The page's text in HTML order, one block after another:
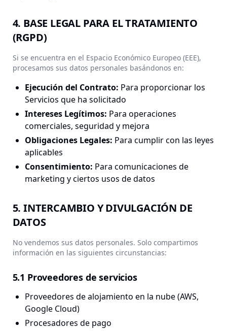
4. BASE LEGAL PARA EL TRATAMIENTO
(RGPD)
Si se encuentra en el Espacio Económico Europeo (EEE),
procesamos sus datos personales basándonos en:
Ejecución del Contrato: Para proporcionar los
Servicios que ha solicitado
Intereses Legítimos: Para operaciones
comerciales, seguridad y mejora
Obligaciones Legales: Para cumplir con las leyes
aplicables
Consentimiento: Para comunicaciones de
marketing y ciertos usos de datos
5. INTERCAMBIO Y DIVULGACIÓN DE
DATOS
No vendemos sus datos personales. Solo compartimos
información en las siguientes circunstancias:
5.1 Proveedores de servicios
Proveedores de alojamiento en la nube (AWS,
Google Cloud)
Procesadores de pago